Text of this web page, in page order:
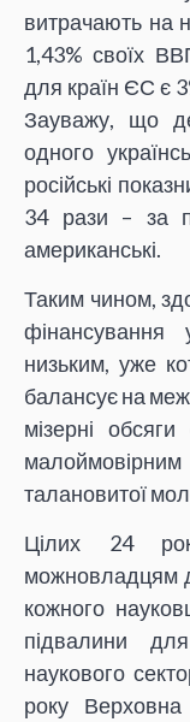
витрачають на
1,43% своїх
для країн ЄС є
Зауважу, що
одного
російські
34 рази – за
американські.
Таким чином,
фінансування
низьким, уже
балансує на
мізерні
талановитої
Цілих 24
можновладцям
кожного
підвалини
наукового
року